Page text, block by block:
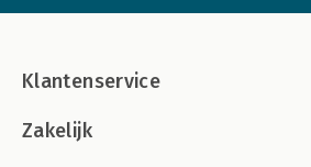
Klantenservice
Zakelijk